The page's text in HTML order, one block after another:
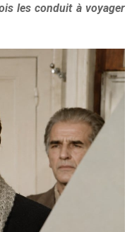
les conduit à voyager